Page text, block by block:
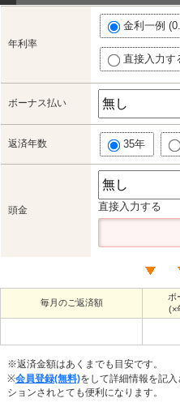
年利率
金利一例
直接入力す
ボーナス払い
返済年数 35年
頭金 直接入力する
毎月のご返済額
ボ
(×
※返済金額はあくまでも目安です。
※会員登録(無料)をして詳細情報を記
ションされとても便利になります。